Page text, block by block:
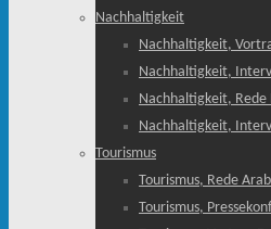
Nachhaltigkeit
Nachhaltigkeit,
Nachhaltigkeit,
Nachhaltigkeit, Rede
Nachhaltigkeit,
Tourismus
Tourismus, Rede
Tourismus,